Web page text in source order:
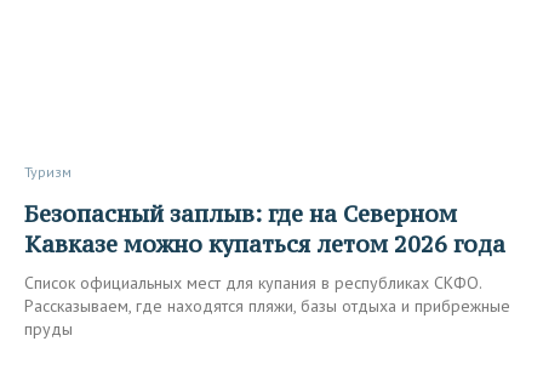
Туризм
Безопасный заплыв: где на Северном
Кавказе можно купаться летом 2026 года
Список официальных мест для купания в республиках СКФО.
Рассказываем, где находятся пляжи, базы отдыха и прибрежные
пруды